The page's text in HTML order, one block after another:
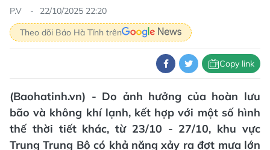
P.V
22/10/2025 22:20
Theo dõi Báo Hà Tĩnh trên
Copy link
(Baohatinh.vn) - Do ảnh hưởng của hoàn lưu
bão và không khí lạnh, kết hợp với một số hình
thế thời tiết khác, từ 23/10 - 27/10, khu vực
Trung Trung Bộ có khả năng xảy ra đợt mưa lớn